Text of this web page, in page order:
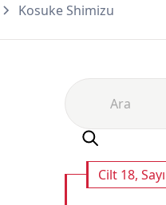
Kosuke Shimizu
Cilt 18,